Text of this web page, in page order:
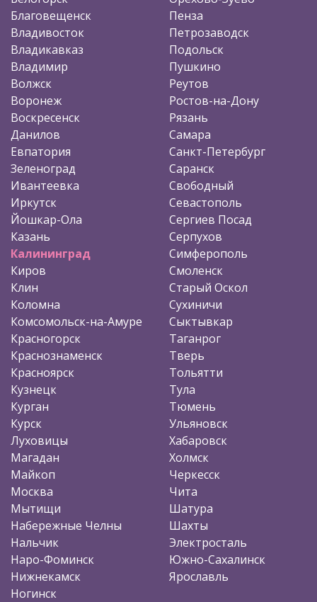
Благовещенск
Владивосток
Владикавказ
Владимир
Волжск
Воронеж
Воскресенск
Данилов
Евпатория
Зеленоград
Ивантеевка
Иркутск
Йошкар-Ола
Казань
Калининград
Киров
Клин
Коломна
Комсомольск-на-Амуре
Красногорск
Краснознаменск
Красноярск
Кузнецк
Курган
Курск
Луховицы
Магадан
Майкоп
Москва
Мытищи
Набережные Челны
Нальчик
Наро-Фоминск
Нижнекамск
Ногинск
Пенза
Петрозаводск
Подольск
Пушкино
Реутов
Ростов-на-Дону
Рязань
Самара
Санкт-Петербург
Саранск
Свободный
Севастополь
Сергиев Посад
Серпухов
Симферополь
Смоленск
Старый Оскол
Сухиничи
Сыктывкар
Таганрог
Тверь
Тольятти
Тула
Тюмень
Ульяновск
Хабаровск
Холмск
Черкесск
Чита
Шатура
Шахты
Электросталь
Южно-Сахалинск
Ярославль